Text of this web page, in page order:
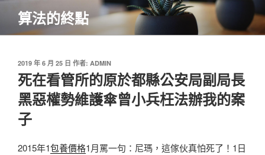
主
算法的終點
發
佈
於
2019 年 6 月 25 日 作者: ADMIN
死在看管所的原於都縣公安局副局長
黑惡權勢維護傘曾小兵枉法辦我的案
子
2015年1包養價格1月罵一句：尼瑪，這傢伙真怕死了！1日